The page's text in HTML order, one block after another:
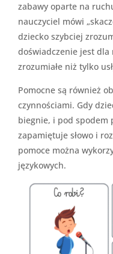
zabawy oparte na
nauczyciel mówi
dziecko szybciej
doświadczenie jest
zrozumiałe niż tylko
Pomocne są również
czynnościami. Gdy
biegnie, i pod spodem
zapamiętuje słowo i
pomoce można
językowych.